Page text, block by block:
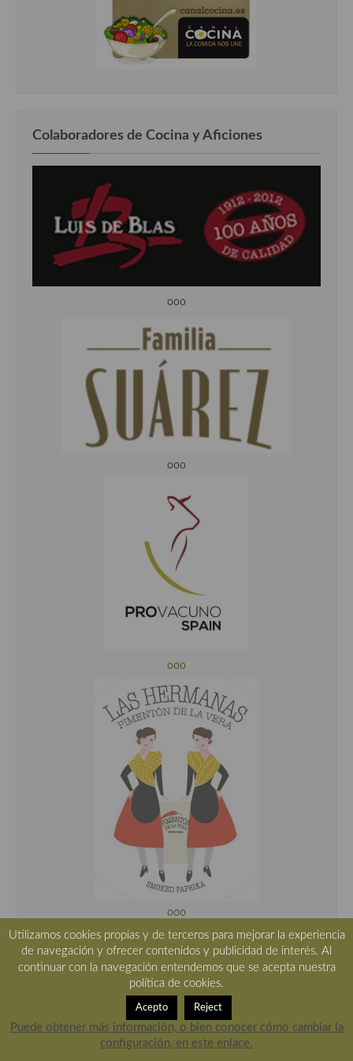
Colaboradores de Cocina y Aficiones
ooo
ooo
ooo
ooo
ooo
Utilizamos cookies propias y de terceros para mejorar la experiencia
de navegación y ofrecer contenidos y publicidad de interés. Al
continuar con la navegación entendemos que se acepta nuestra
política de cookies.
Acepto Reject
Puede obtener más información, o bien conocer cómo cambiar la
configuración, en este enlace.